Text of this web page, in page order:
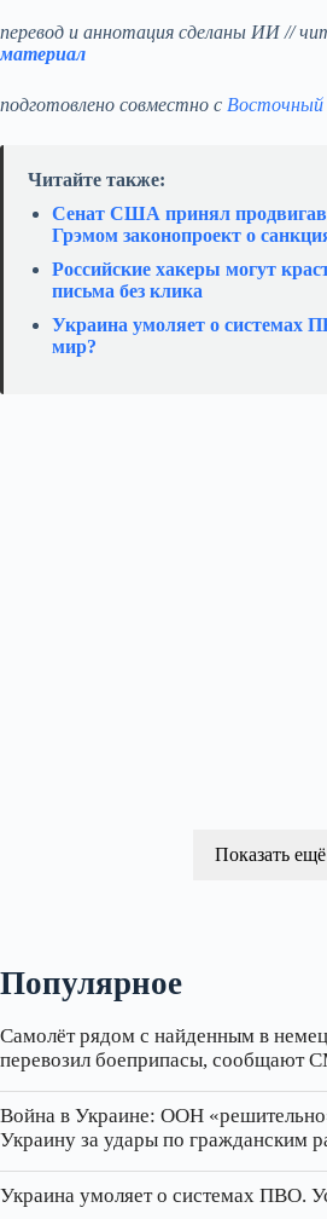
перевод и аннотация сделаны ИИ //
материал
подготовлено совместно с Восточный
Читайте также:
Сенат США принял
Грэмом законопроект о
Российские хакеры могут
письма без клика
Украина умоляет о системах
мир?
Показать ещё
Популярное
Самолёт рядом с найденным в
перевозил боеприпасы, сообщают
Война в Украине: ООН
Украину за удары по гражданским
Украина умоляет о системах ПВО.